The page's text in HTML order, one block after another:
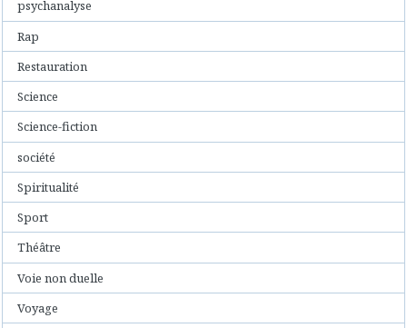
psychanalyse
Rap
Restauration
Science
Science-fiction
société
Spiritualité
Sport
Théâtre
Voie non duelle
Voyage